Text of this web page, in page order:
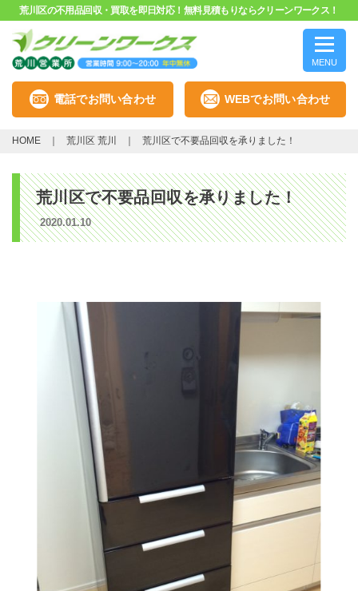
荒川区の不用品回収・買取を即日対応！無料見積もりならクリーンワークス！
MENU
電話でお問い合わせ WEBでお問い合わせ
HOME 荒川区 荒川 荒川区で不要品回収を承りました！
荒川区で不要品回収を承りました！
2020.01.10